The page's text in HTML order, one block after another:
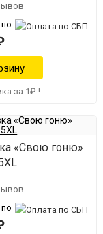
по
за 1₽ !
«Свою гоню»
по